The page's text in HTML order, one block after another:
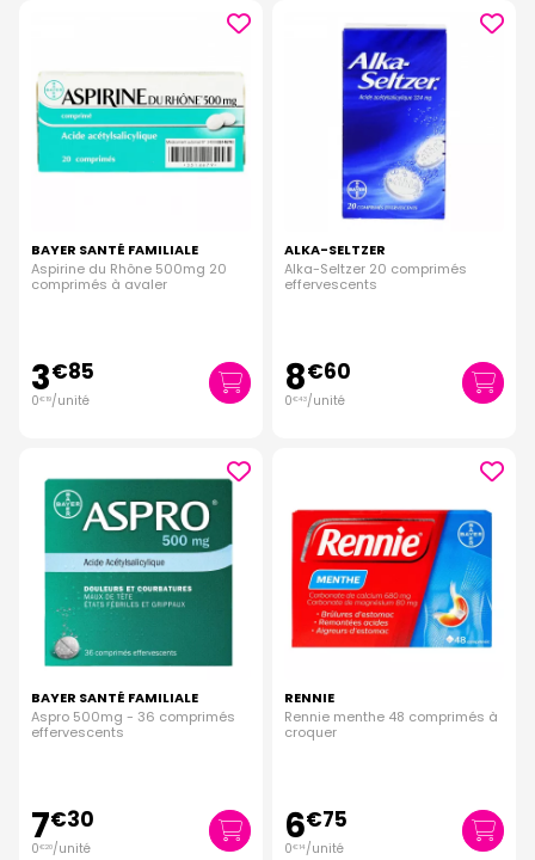
BAYER SANTÉ FAMILIALE
Aspirine du Rhône 500mg 20
comprimés à avaler
3€85
0€ 19/unité
ALKA-SELTZER
Alka-Seltzer 20 comprimés
effervescents
8€60
0€43/unité
BAYER SANTÉ FAMILIALE
Aspro 500mg - 36 comprimés
effervescents
7€30
0€20/unité
RENNIE
Rennie menthe 48 comprimés à
croquer
6€75
0€ 14 /unité